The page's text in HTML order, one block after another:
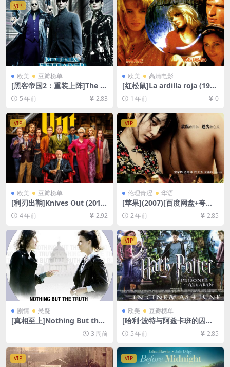
VIP
欧美 豆瓣榜单
[黑客帝国2：重装上阵]The M
atrix Reloaded (2003)[百度
网盘+迅雷云盘资源1080P超
字幕]
5 年前 2.83
欧美 高清电影
[红松鼠]La ardilla roja (199
3)[百度网盘+夸克网盘1080P
超清未删减资源][网盘在线播
幕]
1 年前 0
VIP
欧美 豆瓣榜单
[利刃出鞘]Knives Out (2019)
[百度网盘+迅雷云盘资源1080
P超清未删减][MP4/7GB][中
英字幕]
4 年前 2.92
VIP
伦理青涩 华语
[苹果](2007)[百度网盘+夸克
网盘高清未删减资源][MP4/7.
4GB][国语中字]【视频文件
+防和谐压缩包（含解压密
码）】
2 年前 2.85
剧情 悬疑
[真相至上]Nothing But the
Truth (2008)[百度网盘+夸克
网盘1080P超清未删减资源]
[网盘在线播放/下载][MP4/7G
B][中英字幕]
3 周前
VIP
欧美 豆瓣榜单
[哈利·波特与阿兹卡班的囚徒]
Harry Potter and the Priso
ner of Azkaban (2004)[百度
网盘+迅雷云盘资源1080P超
清未删减][MP4/9.2GB][中英
字幕]
5 年前 2.85
VIP VIP